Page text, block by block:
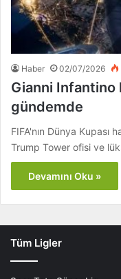
Haber 02/07/2026
Gianni Infantino
gündemde
FIFA'nın Dünya Kupası
Trump Tower ofisi ve
Devamını Oku »
Tüm Ligler